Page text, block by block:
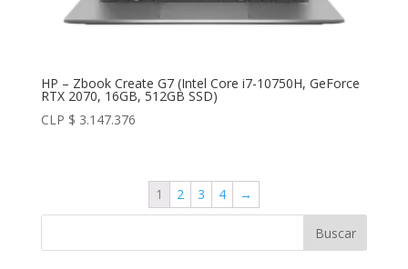
HP – Zbook Create G7 (Intel Core i7-10750H, GeForce
RTX 2070, 16GB, 512GB SSD)
CLP $ 3.147.376
1 2 3 4 →